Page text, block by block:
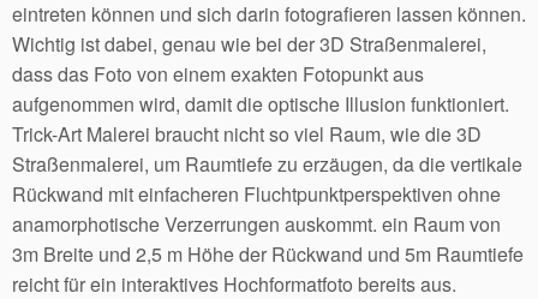
eintreten können und sich darin fotografieren lassen können.
Wichtig ist dabei, genau wie bei der 3D Straßenmalerei,
dass das Foto von einem exakten Fotopunkt aus
aufgenommen wird, damit die optische Illusion funktioniert.
Trick-Art Malerei braucht nicht so viel Raum, wie die 3D
Straßenmalerei, um Raumtiefe zu erzäugen, da die vertikale
Rückwand mit einfacheren Fluchtpunktperspektiven ohne
anamorphotische Verzerrungen auskommt. ein Raum von
3m Breite und 2,5 m Höhe der Rückwand und 5m Raumtiefe
reicht für ein interaktives Hochformatfoto bereits aus.